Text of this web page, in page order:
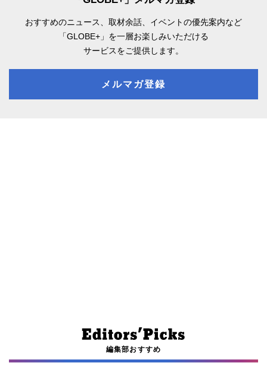
おすすめのニュース、取材余話、 イベントの優先案内など
「GLOBE+」を一層お楽しみいただける
サービスをご提供します。
メルマガ登録
編集部おすすめ